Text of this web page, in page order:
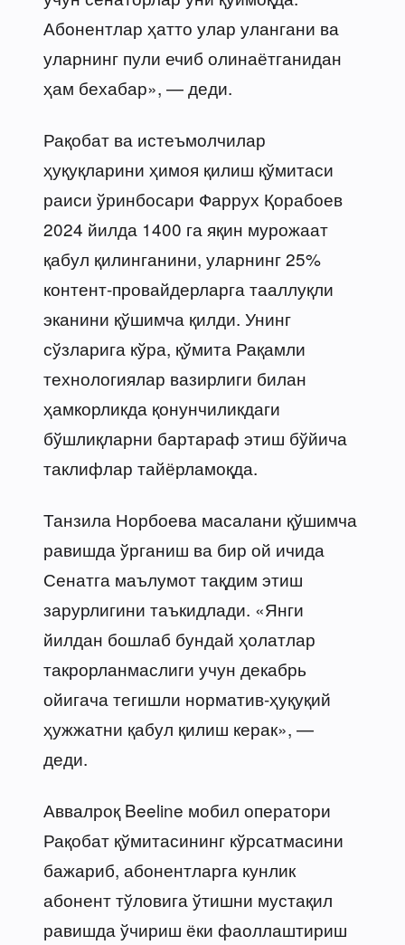
Абонентлар ҳатто улар улангани ва
уларнинг пули ечиб олинаётганидан
ҳам бехабар», — деди.
Рақобат ва истеъмолчилар
ҳуқуқларини ҳимоя қилиш қўмитаси
раиси ўринбосари Фаррух Қорабоев
2024 йилда 1400 га яқин мурожаат
қабул қилинганини, уларнинг 25%
контент-провайдерларга тааллуқли
эканини қўшимча қилди. Унинг
сўзларига кўра, қўмита Рақамли
технологиялар вазирлиги билан
ҳамкорликда қонунчиликдаги
бўшлиқларни бартараф этиш бўйича
таклифлар тайёрламоқда.
Танзила Норбоева масалани қўшимча
равишда ўрганиш ва бир ой ичида
Сенатга маълумот тақдим этиш
зарурлигини таъкидлади. «Янги
йилдан бошлаб бундай ҳолатлар
такрорланмаслиги учун декабрь
ойигача тегишли норматив-ҳуқуқий
ҳужжатни қабул қилиш керак», —
деди.
Аввалроқ Beeline мобил оператори
Рақобат қўмитасининг кўрсатмасини
бажариб, абонентларга кунлик
абонент тўловига ўтишни мустақил
равишда ўчириш ёки фаоллаштириш